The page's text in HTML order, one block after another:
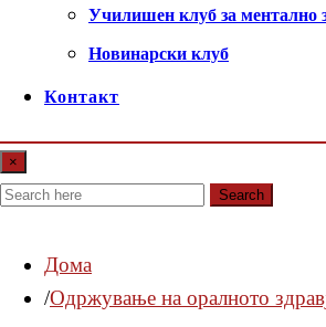
Училишен клуб за ментално
Новинарски клуб
Контакт
×
Search
Дома
Одржување на оралното